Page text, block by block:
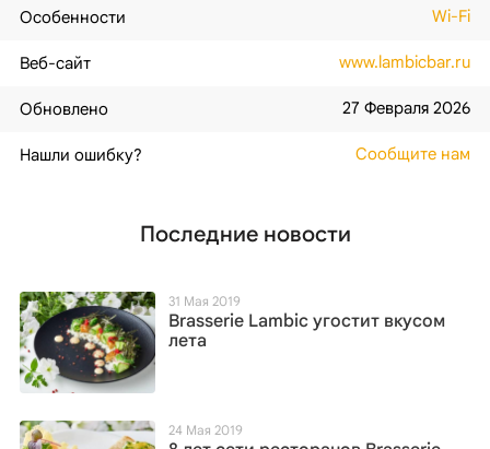
Особенности Wi-Fi
Веб-сайт www.lambicbar.ru
Обновлено 27 Февраля 2026
Нашли ошибку? Сообщите нам
Последние новости
31 Мая 2019
Brasserie Lambic угостит вкусом
лета
24 Мая 2019